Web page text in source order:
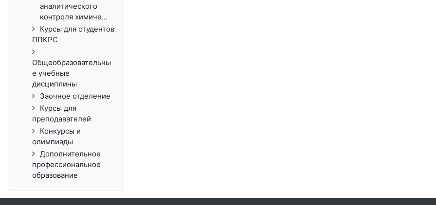
аналитического
контроля химиче...
Курсы для студентов
ППКРС
Общеобразовательны
е учебные
дисциплины
Заочное отделение
Курсы для
преподавателей
Конкурсы и
олимпиады
Дополнительное
профессиональное
образование